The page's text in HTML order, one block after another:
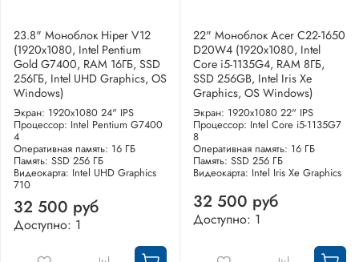
23.8" Моноблок Hiper V12
(1920x1080, Intel Pentium
Gold G7400, RAM 16ГБ, SSD
256ГБ, Intel UHD Graphics, OS
Windows)
Экран: 1920x1080 24" IPS
Процессор: Intel Pentium G7400
4
Оперативная память: 16 ГБ
Память: SSD 256 ГБ
Видеокарта: Intel UHD Graphics
710
32 500 руб
Доступно: 1
22" Моноблок Acer C22-1650
D20W4 (1920x1080, Intel
Core i5-1135G4, RAM 8ГБ,
SSD 256GB, Intel Iris Xe
Graphics, OS Windows)
Экран: 1920x1080 22" IPS
Процессор: Intel Core i5-1135G7
8
Оперативная память: 16 ГБ
Память: SSD 256 ГБ
Видеокарта: Intel Iris Xe Graphics
32 500 руб
Доступно: 1